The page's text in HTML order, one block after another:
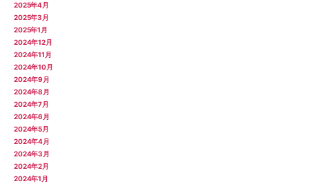
2025年4月
2025年3月
2025年1月
2024年12月
2024年11月
2024年10月
2024年9月
2024年8月
2024年7月
2024年6月
2024年5月
2024年4月
2024年3月
2024年2月
2024年1月